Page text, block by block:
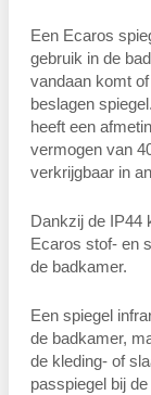
Een Ecaros
gebruik in de
vandaan komt
beslagen
heeft een
vermogen van
verkrijgbaar in
Dankzij de IP44
Ecaros stof- en
de badkamer.
Een spiegel
de badkamer,
de kleding- of
passpiegel bij